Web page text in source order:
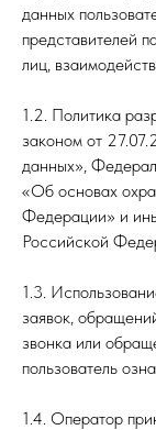
данных
представителей
лиц,
1.2. Политика
законом от
данных»,
«Об основах
Федерации» и
Российской
1.3.
заявок,
звонка или
пользователь
1.4. Оператор